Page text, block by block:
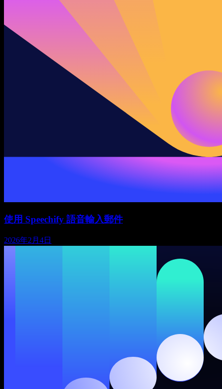
使用 Speechify 語音輸入郵件
2026年2月4日